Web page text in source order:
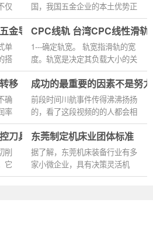
仅
损
格
...
国，我国五金企业的本土优势正
在受到挑战。我国五金模具企业
尤其是成长型企业必须清醒，必
须紧紧抓住战略发展机遇，...
金导轨
单
搭
道
、
CPC线轨 台湾CPC线性滑轨
1---确定轨宽。 轨宽指滑轨的宽
度。轨宽是决定其负载大小的关
键因素之一，四排滚珠（也有部
分两排珠的）的方轨现货产品一
般有15、20、25（23）、
30（...
移
确
率
也
...
成功的最重要的因素不是努
前段时间川航事件传得沸沸扬扬
的，看了这段视频的的人都会相
会想象一名老机长在高压低氧的
情况下奇迹般地指挥与操控驾驶
飞机，然后奇迹般地安全地...
刀具个性化消费契机
削
它
、
东莞制定机床业团体标准
据了解，东莞机床装备行业有多
家小微企业，具有决策灵活机
动、市场反应快的优势，产品的